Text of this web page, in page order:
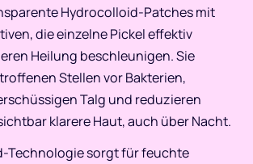
Hydrocolloid-Patches mit
die einzelne Pickel effektiv
Heilung beschleunigen. Sie
Stellen vor Bakterien,
Talg und reduzieren
klarere Haut, auch über Nacht.
Technologie sorgt für feuchte